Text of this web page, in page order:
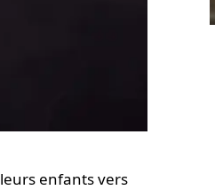
enfants vers